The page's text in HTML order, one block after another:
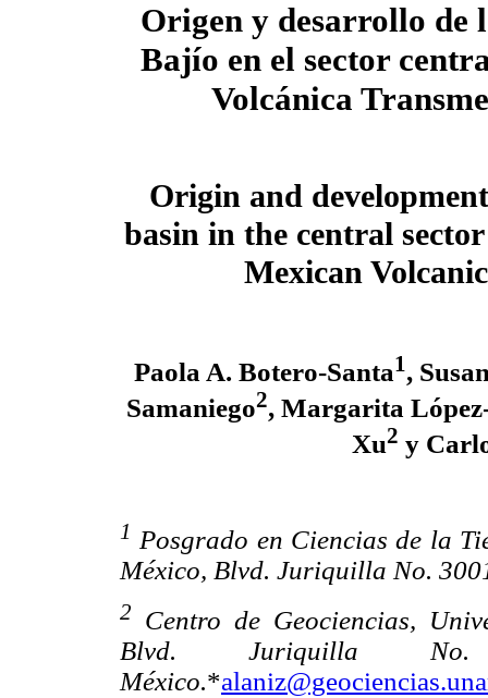
Origen y desarrollo de
Bajío en el sector
Volcánica
Origin and
basin in the central
Mexican
Paola A. Botero-Santa1,
Samaniego2, Margarita
Xu2 y
1 Posgrado en Ciencias de la
México, Blvd. Juriquilla No.
2
Centro de Geociencias,
Blvd. Juriquilla No.
México.*